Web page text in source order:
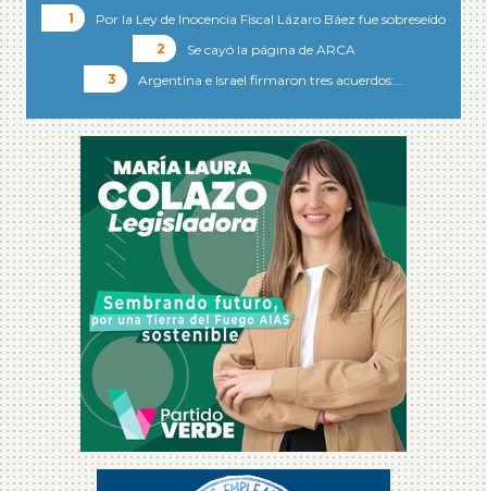
Por la Ley de Inocencia Fiscal Lázaro Báez fue sobreseído
Se cayó la página de ARCA
Argentina e Israel firmaron tres acuerdos:…